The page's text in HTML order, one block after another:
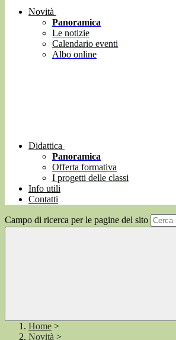
Novità
Panoramica
Le notizie
Calendario eventi
Albo online
Didattica
Panoramica
Offerta formativa
I progetti delle classi
Info utili
Contatti
Campo di ricerca per le pagine del sito
Home >
Novità >